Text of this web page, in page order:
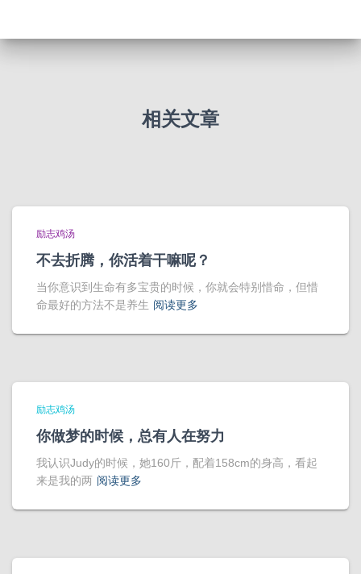
相关文章
励志鸡汤
不去折腾，你活着干嘛呢？
当你意识到生命有多宝贵的时候，你就会特别惜命，但惜
命最好的方法不是养生 阅读更多
励志鸡汤
你做梦的时候，总有人在努力
我认识Judy的时候，她160斤，配着158cm的身高，看起
来是我的两 阅读更多